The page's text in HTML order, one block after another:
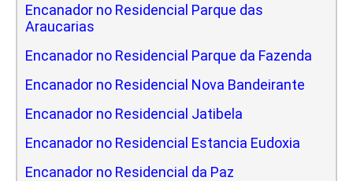
Encanador no Residencial Parque das
Araucarias
Encanador no Residencial Parque da Fazenda
Encanador no Residencial Nova Bandeirante
Encanador no Residencial Jatibela
Encanador no Residencial Estancia Eudoxia
Encanador no Residencial da Paz